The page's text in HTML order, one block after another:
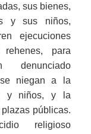
sus bienes,
y sus niños,
ejecuciones
para
se niegan a la
y niños, y la
públicas.
religioso